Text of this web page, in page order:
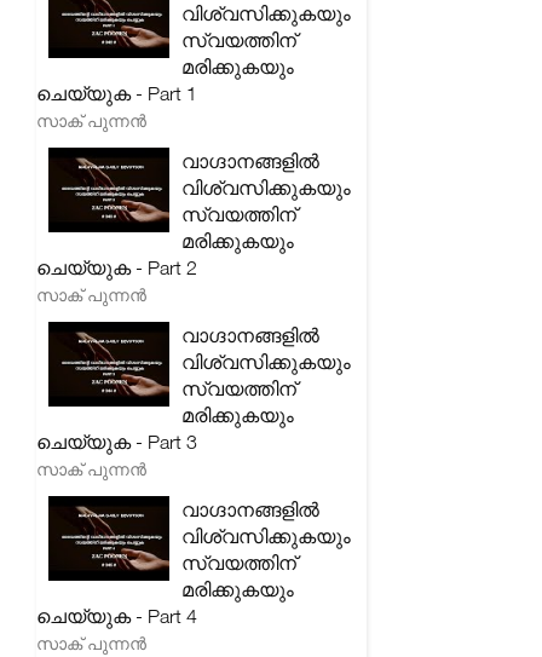
വിശ്വസിക്കുകയും
സ്വയത്തിന്
മരിക്കുകയും
ചെയ്യുക - Part 1
സാക് പുന്നൻ
വാഗ്ദാനങ്ങളിൽ
വിശ്വസിക്കുകയും
സ്വയത്തിന്
മരിക്കുകയും
ചെയ്യുക - Part 2
സാക് പുന്നൻ
വാഗ്ദാനങ്ങളിൽ
വിശ്വസിക്കുകയും
സ്വയത്തിന്
മരിക്കുകയും
ചെയ്യുക - Part 3
സാക് പുന്നൻ
വാഗ്ദാനങ്ങളിൽ
വിശ്വസിക്കുകയും
സ്വയത്തിന്
മരിക്കുകയും
ചെയ്യുക - Part 4
സാക് പുന്നൻ